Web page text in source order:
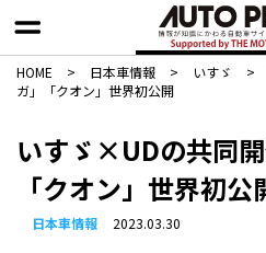
HOME > 日本車情報​ > いすゞ >
ガ」「クオン」世界初公開
いすゞ×UDの共同開
「クオン」世界初公
日本車情報​ 2023.03.30